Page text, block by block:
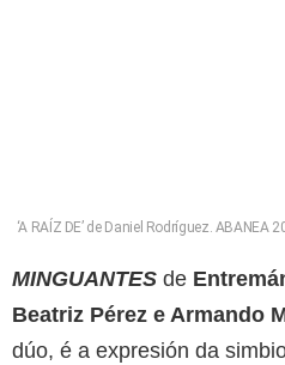
‘A RAÍZ DE’ de Daniel Rodríguez. ABANEA
MINGUANTES de
Beatriz Pérez e Armando
dúo, é a expresión da